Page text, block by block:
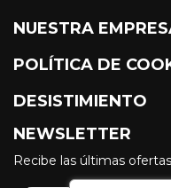
NUESTRA
POLÍTICA DE
DESISTIMIENTO
NEWSLETTER
Recibe las últimas ofertas